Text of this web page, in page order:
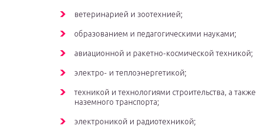
ветеринарией и зоотехнией;
образованием и педагогическими науками;
авиационной и ракетно-космической техникой;
электро- и теплоэнергетикой;
техникой и технологиями строительства, а также
наземного транспорта;
электроникой и радиотехникой;